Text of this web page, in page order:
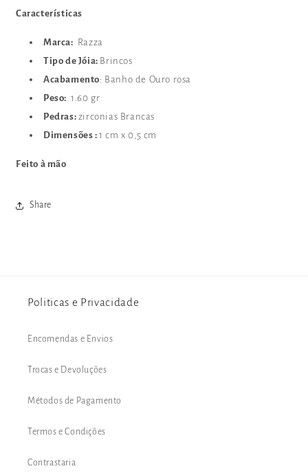
Características
Marca: Razza
Tipo de Jóia: Brincos
Acabamento: Banho de Ouro rosa
Peso: 1.60 gr
Pedras: zirconias Brancas
Dimensões :1 cm x 0,5 cm
Feito à mão
Share
Politicas e Privacidade
Encomendas e Envios
Trocas e Devoluções
Métodos de Pagamento
Termos e Condições
Contrastaria